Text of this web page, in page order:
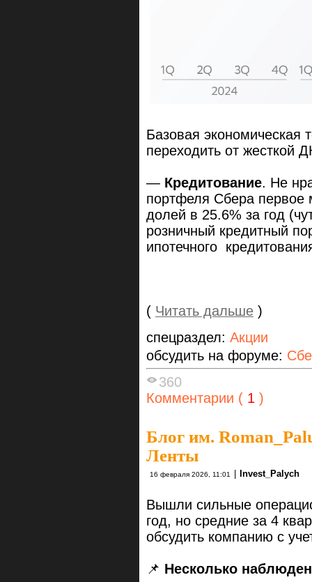
Базовая экономическая
переходить от жесткой
— Кредитование. Не
портфеля Сбера первое
долей в 25.6% за год
розничный кредитный
ипотечного
( Читать дальше )
спецраздел: Акции
обсудить на форуме:
360
Комментарии ( 1 )
Блог им.
Ленты
16 февраля 2026, 11:01 Invest_Palych
Вышли сильные
год, но cредние за 4
обсудить компанию с
📌 Несколько